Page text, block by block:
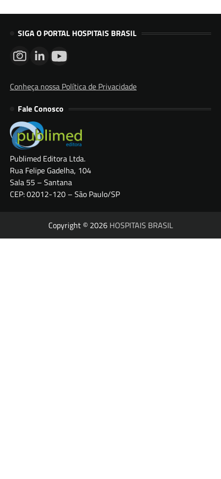
SIGA O PORTAL HOSPITAIS BRASIL
Conheça nossa Política de Privacidade
Fale Conosco
Publimed Editora Ltda.
Rua Felipe Gadelha, 104
Sala 55 – Santana
CEP: 02012-120 – São Paulo/SP
Copyright © 2026 HOSPITAIS BRASIL